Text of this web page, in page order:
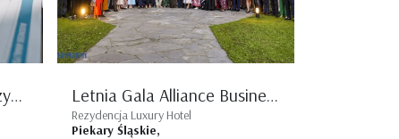
Szkolenie All Connect: Przywództwo w organizacji w Procesie Strategicznego Dopasowania Celów Letnia Gala Alliance Business Connect | 12 czerwca 2025 | Piekary Śląskie
Rezydencja Luxury Hotel
Piekary Śląskie,